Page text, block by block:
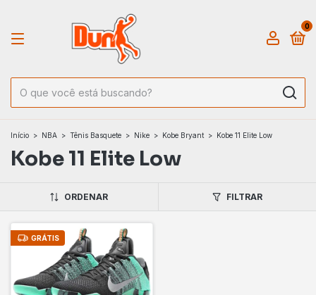
0
Início > NBA > Tênis Basquete > Nike > Kobe Bryant > Kobe 11 Elite Low
Kobe 11 Elite Low
ORDENAR FILTRAR
GRÁTIS